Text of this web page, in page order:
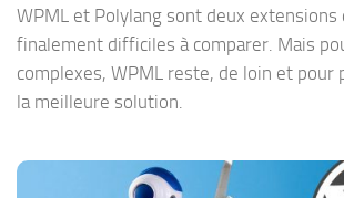
WPML et Polylang sont deux
finalement difficiles à comparer. Mais
complexes, WPML reste, de loin et pour
la meilleure solution.